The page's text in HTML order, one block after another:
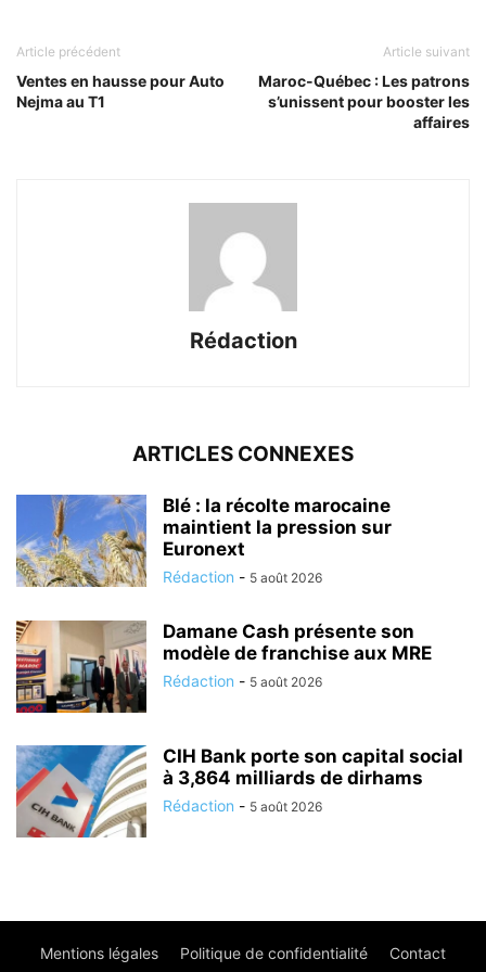
Article précédent
Ventes en hausse pour Auto
Nejma au T1
Article suivant
Maroc-Québec : Les patrons
s’unissent pour booster les
affaires
Rédaction
ARTICLES CONNEXES
Blé : la récolte marocaine
maintient la pression sur
Euronext
Rédaction - 5 août 2026
Damane Cash présente son
modèle de franchise aux MRE
Rédaction - 5 août 2026
CIH Bank porte son capital social
à 3,864 milliards de dirhams
Rédaction - 5 août 2026
Mentions légales Politique de confidentialité Contact